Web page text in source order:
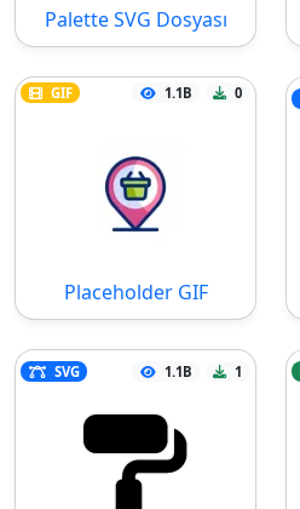
Palette SVG Dosyası
GIF 1.1B 0
Placeholder GIF
SVG 1.1B 1